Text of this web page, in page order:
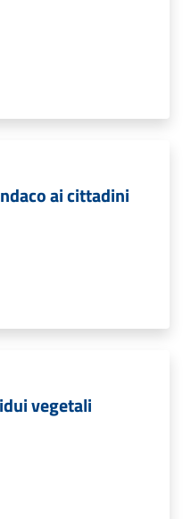
ai cittadini
vegetali